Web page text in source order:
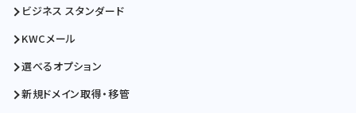
ビジネス スタンダード
KWCメール
選べるオプション
新規ドメイン取得・移管